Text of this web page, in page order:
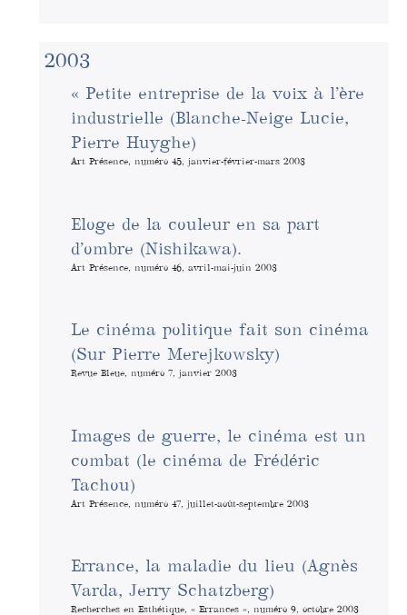
2003
« Petite entreprise de la voix à l’ère
industrielle (Blanche-Neige Lucie,
Pierre Huyghe)
Art Présence, numéro 45, janvier-février-mars 2003
Eloge de la couleur en sa part
d’ombre (Nishikawa).
Art Présence, numéro 46, avril-mai-juin 2003
Le cinéma politique fait son cinéma
(Sur Pierre Merejkowsky)
Revue Bleue, numéro 7, janvier 2003
Images de guerre, le cinéma est un
combat (le cinéma de Frédéric
Tachou)
Art Présence, numéro 47, juillet-août-septembre 2003
Errance, la maladie du lieu (Agnès
Varda, Jerry Schatzberg)
Recherches en Esthétique, « Errances », numéro 9, octobre 2003